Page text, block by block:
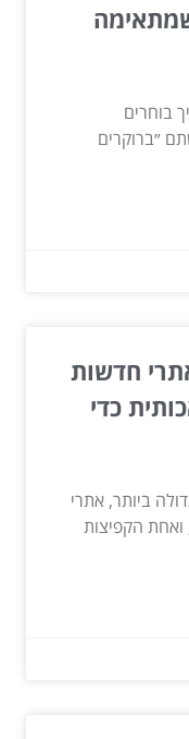
בוחרים
״ברוקרים
חדשות
כדי
ביותר, אתרי
הקפיצות